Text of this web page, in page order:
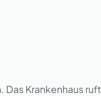
Krankenhaus ruft